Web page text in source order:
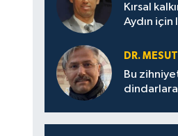
Kırsal
Aydın için
DR.
Bu